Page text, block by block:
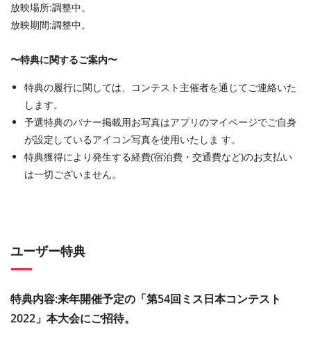
放映場所:調整中。
放映期間:調整中。
〜特典に関するご案内〜
特典の履行に関しては、コンテスト主催者を通じてご連絡いた
します。
予選特典のバナー掲載用お写真はアプリのマイページでご自身
が設定しているアイコン写真を使用いたしま す。
特典獲得により発生する経費(宿泊費・交通費など)のお支払い
は一切ございません。
ユーザー特典
特典内容:来年開催予定の「第54回ミス日本コンテスト
2022」本大会にご招待。